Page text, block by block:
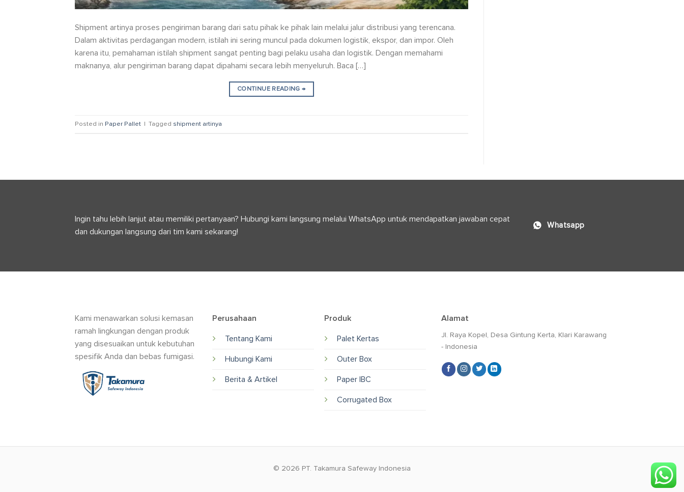
Shipment artinya proses pengiriman barang dari satu pihak ke pihak lain melalui jalur distribusi yang terencana.
Dalam aktivitas perdagangan modern, istilah ini sering muncul pada dokumen logistik, ekspor, dan impor. Oleh
karena itu, pemahaman istilah shipment sangat penting bagi pelaku usaha dan logistik. Dengan memahami
maknanya, alur pengiriman barang dapat dipahami secara lebih menyeluruh. Baca […]
CONTINUE READING→
Posted in Paper Pallet | Tagged shipment artinya
Ingin tahu lebih lanjut atau memiliki pertanyaan? Hubungi kami langsung melalui WhatsApp untuk mendapatkan jawaban cepat
dan dukungan langsung dari tim kami sekarang!
Whatsapp
Kami menawarkan solusi kemasan
ramah lingkungan dengan produk
yang disesuaikan untuk kebutuhan
spesifik Anda dan bebas fumigasi.
Perusahaan
Tentang Kami
Hubungi Kami
Berita & Artikel
Produk
Palet Kertas
Outer Box
Paper IBC
Corrugated Box
Alamat
Jl. Raya Kopel, Desa Gintung Kerta, Klari Karawang
- Indonesia
© 2026 PT. Takamura Safeway Indonesia